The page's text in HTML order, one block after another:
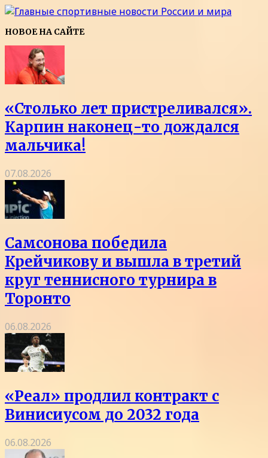
НОВОЕ НА САЙТЕ
«Столько лет пристреливался».
Карпин наконец-то дождался
мальчика!
07.08.2026
Самсонова победила
Крейчикову и вышла в третий
круг теннисного турнира в
Торонто
06.08.2026
«Реал» продлил контракт с
Винисиусом до 2032 года
06.08.2026